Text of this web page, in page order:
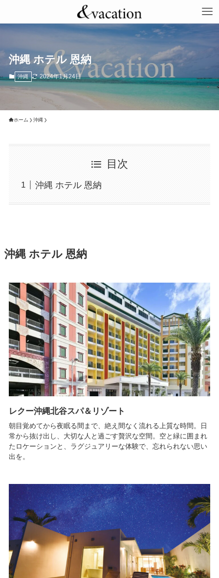
沖縄 ホテル 恩納
沖縄 2024年1月24日
ホーム 沖縄
目次
沖縄 ホテル 恩納
沖縄 ホテル 恩納
レクー沖縄北谷スパ＆リゾート
朝目覚めてから夜眠る間まで、絶え間なく流れる上質な時間。日
常から抜け出し、大切な人と過ごす贅沢な空間。空と緑に囲まれ
たロケーションと、ラグジュアリーな体験で、忘れられない思い
出を。